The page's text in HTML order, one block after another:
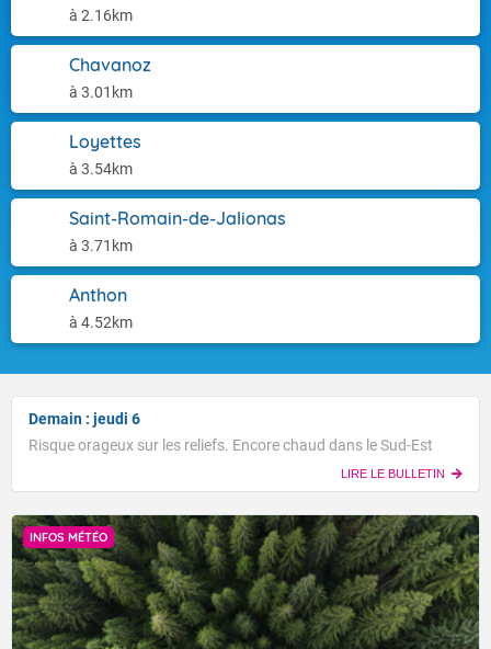
à 2.16km
Chavanoz
à 3.01km
Loyettes
à 3.54km
Saint-Romain-de-Jalionas
à 3.71km
Anthon
à 4.52km
Demain : jeudi 6
Risque orageux sur les reliefs. Encore chaud dans le Sud-Est
LIRE LE BULLETIN
INFOS MÉTÉO